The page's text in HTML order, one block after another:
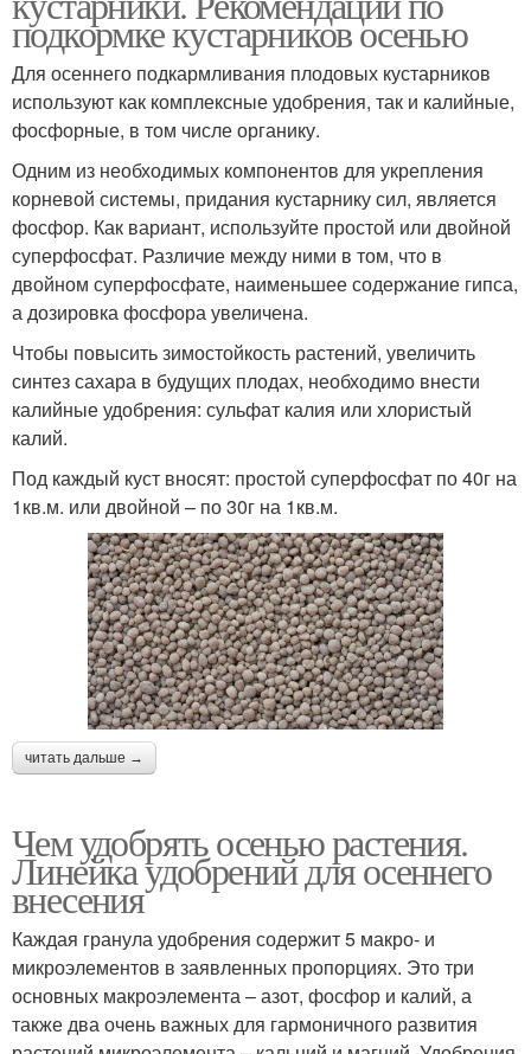
подкормке кустарников осенью
Для осеннего подкармливания плодовых кустарников
используют как комплексные удобрения, так и калийные,
фосфорные, в том числе органику.
Одним из необходимых компонентов для укрепления
корневой системы, придания кустарнику сил, является
фосфор. Как вариант, используйте простой или двойной
суперфосфат. Различие между ними в том, что в
двойном суперфосфате, наименьшее содержание гипса,
а дозировка фосфора увеличена.
Чтобы повысить зимостойкость растений, увеличить
синтез сахара в будущих плодах, необходимо внести
калийные удобрения: сульфат калия или хлористый
калий.
Под каждый куст вносят: простой суперфосфат по 40г на
1кв.м. или двойной – по 30г на 1кв.м.
читать дальше →
Чем удобрять осенью растения.
Линейка удобрений для осеннего
внесения
Каждая гранула удобрения содержит 5 макро- и
микроэлементов в заявленных пропорциях. Это три
основных макроэлемента – азот, фосфор и калий, а
также два очень важных для гармоничного развития